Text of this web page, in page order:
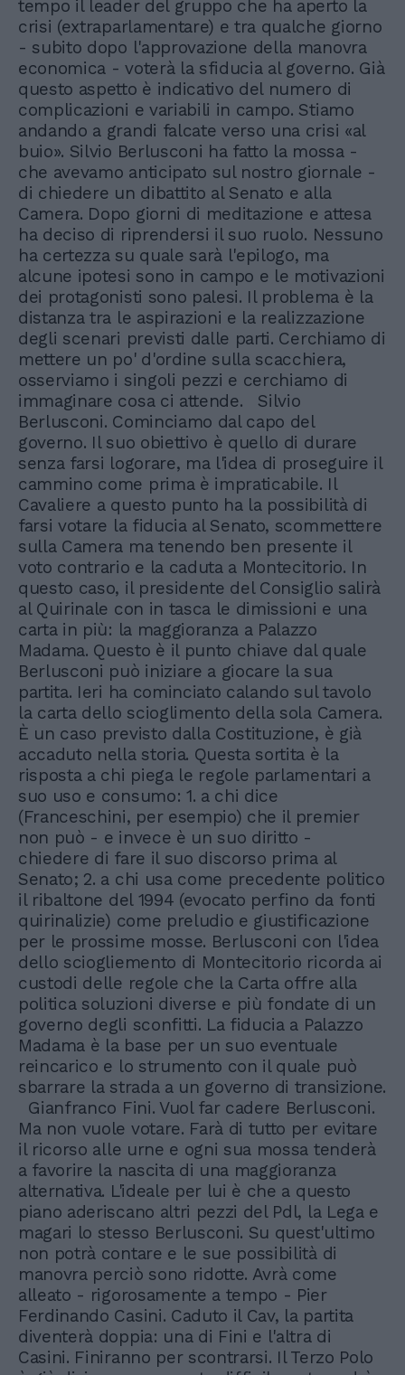
tempo il leader del gruppo che ha aperto la
crisi (extraparlamentare) e tra qualche giorno
- subito dopo l'approvazione della manovra
economica - voterà la sfiducia al governo. Già
questo aspetto è indicativo del numero di
complicazioni e variabili in campo. Stiamo
andando a grandi falcate verso una crisi «al
buio». Silvio Berlusconi ha fatto la mossa -
che avevamo anticipato sul nostro giornale -
di chiedere un dibattito al Senato e alla
Camera. Dopo giorni di meditazione e attesa
ha deciso di riprendersi il suo ruolo. Nessuno
ha certezza su quale sarà l'epilogo, ma
alcune ipotesi sono in campo e le motivazioni
dei protagonisti sono palesi. Il problema è la
distanza tra le aspirazioni e la realizzazione
degli scenari previsti dalle parti. Cerchiamo di
mettere un po' d'ordine sulla scacchiera,
osserviamo i singoli pezzi e cerchiamo di
immaginare cosa ci attende. Silvio
Berlusconi. Cominciamo dal capo del
governo. Il suo obiettivo è quello di durare
senza farsi logorare, ma l'idea di proseguire il
cammino come prima è impraticabile. Il
Cavaliere a questo punto ha la possibilità di
farsi votare la fiducia al Senato, scommettere
sulla Camera ma tenendo ben presente il
voto contrario e la caduta a Montecitorio. In
questo caso, il presidente del Consiglio salirà
al Quirinale con in tasca le dimissioni e una
carta in più: la maggioranza a Palazzo
Madama. Questo è il punto chiave dal quale
Berlusconi può iniziare a giocare la sua
partita. Ieri ha cominciato calando sul tavolo
la carta dello scioglimento della sola Camera.
È un caso previsto dalla Costituzione, è già
accaduto nella storia. Questa sortita è la
risposta a chi piega le regole parlamentari a
suo uso e consumo: 1. a chi dice
(Franceschini, per esempio) che il premier
non può - e invece è un suo diritto -
chiedere di fare il suo discorso prima al
Senato; 2. a chi usa come precedente politico
il ribaltone del 1994 (evocato perfino da fonti
quirinalizie) come preludio e giustificazione
per le prossime mosse. Berlusconi con l'idea
dello sciogliemento di Montecitorio ricorda ai
custodi delle regole che la Carta offre alla
politica soluzioni diverse e più fondate di un
governo degli sconfitti. La fiducia a Palazzo
Madama è la base per un suo eventuale
reincarico e lo strumento con il quale può
sbarrare la strada a un governo di transizione.
Gianfranco Fini. Vuol far cadere Berlusconi.
Ma non vuole votare. Farà di tutto per evitare
il ricorso alle urne e ogni sua mossa tenderà
a favorire la nascita di una maggioranza
alternativa. L'ideale per lui è che a questo
piano aderiscano altri pezzi del Pdl, la Lega e
magari lo stesso Berlusconi. Su quest'ultimo
non potrà contare e le sue possibilità di
manovra perciò sono ridotte. Avrà come
alleato - rigorosamente a tempo - Pier
Ferdinando Casini. Caduto il Cav, la partita
diventerà doppia: una di Fini e l'altra di
Casini. Finiranno per scontrarsi. Il Terzo Polo